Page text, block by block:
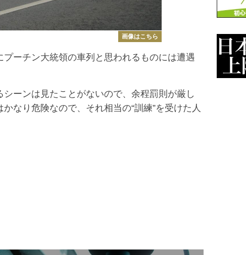
画像はこちら
ーチン大統領の車列と思われるものには遭遇
ーンは見たことがないので、余程罰則が厳し
なり危険なので、それ相当の“訓練”を受けた人